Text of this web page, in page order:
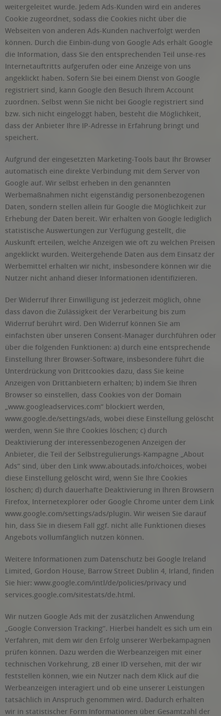
weitergeleitet wurde. Jedem Ads-Kunden wird ein anderes
Cookie zugeordnet, sodass die Cookies nicht über die
Webseiten von anderen Ads-Kunden nachverfolgt werden
können. Durch die Einbin-dung von Google Ads erhält Google
die Information, dass Sie den entsprechenden Teil unse-res
Internetauftritts aufgerufen oder eine Anzeige von uns
angeklickt haben. Sofern Sie bei einem Dienst von Google
registriert sind, kann Google den Besuch Ihrem Account
zuordnen. Selbst wenn Sie nicht bei Google registriert sind
bzw. sich nicht eingeloggt haben, besteht die Möglichkeit,
dass der Anbieter Ihre IP-Adresse in Erfahrung bringt und
speichert.
Aufgrund der eingesetzten Marketing-Tools baut Ihr Browser
automatisch eine direkte Verbindung mit dem Server von
Google auf. Wir selbst erheben in den genannten
Werbemaßnahmen nicht eigenständig personenbezogenen
Daten, sondern stellen allein für Google die Möglichkeit zur
Erhebung der Daten bereit. Wir erhalten von Google lediglich
statistische Auswertungen zur Verfügung gestellt, die
Auskunft erteilen, welche Anzeigen wie oft zu welchen Preisen
angeklickt wurden. Weitergehende Daten aus dem Einsatz der
Werbemittel erhalten wir nicht, insbesondere können wir die
Nutzer nicht anhand dieser Informationen identifizieren.
Der Widerruf Ihrer Einwilligung ist jederzeit möglich, ohne
dass davon die Zulässigkeit der Verarbeitung bis zum
Widerruf berührt wird. Den Widerruf können Sie am
einfachsten über unseren Consent-Manager durchführen oder
über die folgenden Funktionen: a) durch eine entsprechende
Einstellung Ihrer Browser-Software, insbesondere führt die
Unterdrückung von Drittcookies dazu, dass Sie keine
Anzeigen von Drittanbietern erhalten; b) indem Sie Ihren
Browser so einstellen, dass Cookies von der Domain
„www.googleadservices.com“ blockiert werden,
www.google.de/settings/ads, wobei diese Einstellung gelöscht
werden, wenn Sie Ihre Cookies löschen; c) durch
Deaktivierung der interessenbezogenen Anzeigen der
Anbieter, die Teil der Selbstregulierungs-Kampagne „About
Ads“ sind, über den Link www.aboutads.info/choices, wobei
diese Einstellung gelöscht wird, wenn Sie Ihre Cookies
löschen; d) durch dauerhafte Deaktivierung in Ihren Browsern
Firefox, Internetexplorer oder Google Chrome unter dem Link
www.google.com/settings/ads/plugin. Wir weisen Sie darauf
hin, dass Sie in diesem Fall ggf. nicht alle Funktionen dieses
Angebots vollumfänglich nutzen können.
Weitere Informationen zum Datenschutz bei Google Ireland
Limited, Gordon House, Barrow Street Dublin 4, Irland, finden
Sie hier: www.google.com/intl/de/policies/privacy und
services.google.com/sitestats/de.html.
Wir nutzen Google Ads mit der zusätzlichen Anwendung
„Google Conversion Tracking“. Hierbei handelt es sich um ein
Verfahren, mit dem wir den Erfolg unserer Werbekampagnen
prüfen können. Dazu werden die Werbeanzeigen mit einer
technischen Vorkehrung, zB einer ID versehen, mit der wir
feststellen können, wie ein Nutzer nach dem Klick auf die
Werbeanzeigen interagiert und ob eine unserer Leistungen
tatsächlich in Anspruch genommen wird. Dadurch erhalten
wir in statistischer Form Informationen über Gesamtzahl der